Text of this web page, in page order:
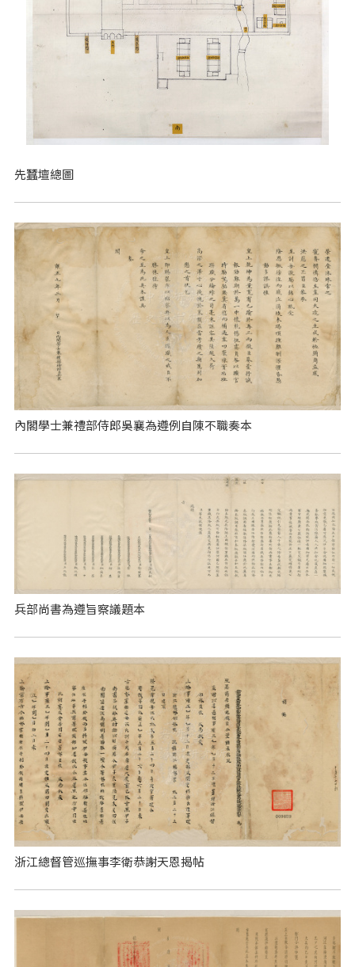
先蠶壇總圖
內閣學士兼禮部侍郎吳襄為遵例自陳不職奏本
兵部尚書為遵旨察議題本
浙江總督管巡撫事李衛恭謝天恩揭帖